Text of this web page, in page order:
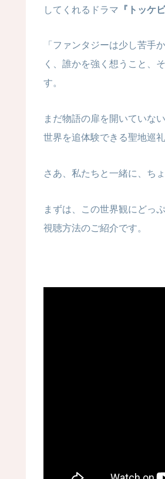
してくれるドラマ 『トッケ
「ファンタジーは少し苦手
く、誰かを強く想うこと、
す。
まだ物語の扉を開いていな
世界を追体験できる聖地巡
さあ、私たちと一緒に、ち
まずは、この世界観にどっ
視聴方法のご紹介です。